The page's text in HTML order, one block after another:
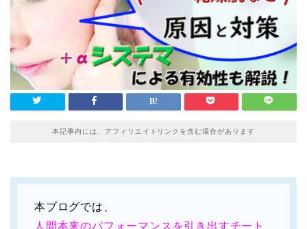
本記事内には、アフィリエイトリンクを含む場合があります
本ブログでは、
人間本来のパフォーマンスを引き出すチート